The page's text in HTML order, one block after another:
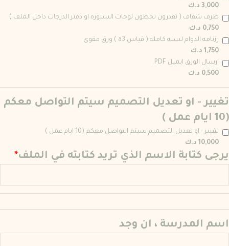
3,000 د.ك
ظرف شفاف ( تقدرون تحطون لوحات السبوره او دفتر الدرجات داخل الملف )
0,750 د.ك
رزنامه الدوام لسنه كامله ( قياس a3 ) ورق مقوى
1,750 د.ك
ارسال الورق ايميل PDF
0,500 د.ك
تغيير - او تعديل التصميم سيتم التواصل معكم
(10 ايام عمل )
تغيير - او تعديل التصميم سيتم التواصل معكم (10 ايام عمل )
10,000 د.ك
*يرجى كتابة الاسم الذي تريد كتابته في الملف
اسم المدرسة ، ان وجد